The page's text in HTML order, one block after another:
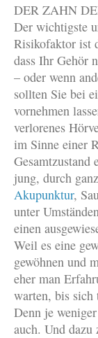
DER ZAHN
Der wichtigste
Risikofaktor ist
dass Ihr Gehör
– oder wenn
sollten Sie bei
vornehmen
verlorenes
im Sinne einer
Gesamtzustand
jung, durch
Akupunktur,
unter
einen
Weil es eine
gewöhnen und
eher man
warten, bis sich
Denn je
auch. Und